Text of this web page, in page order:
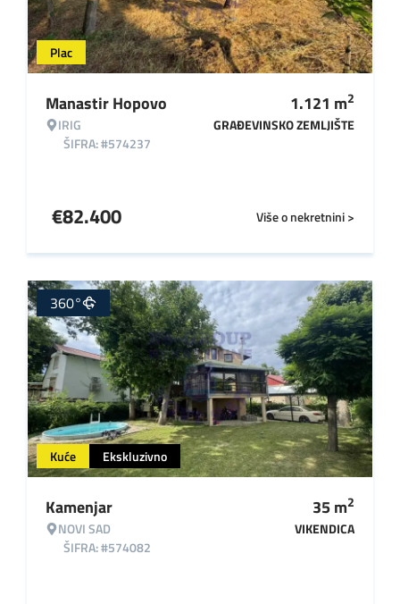
Plac
Manastir Hopovo
IRIG
ŠIFRA: #574237
1.121 m2
GRAĐEVINSKO ZEMLJIŠTE
Više o nekretnini >
€82.400
Kuće Ekskluzivno
360°
Kamenjar
NOVI SAD
ŠIFRA: #574082
35m2
VIKENDICA